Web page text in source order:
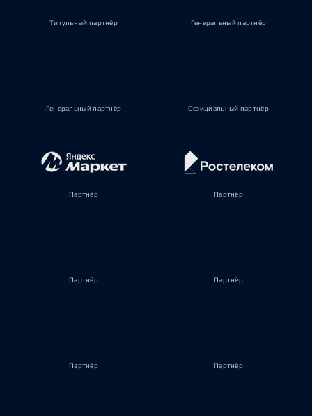
Титульный партнёр Генеральный партнёр
Генеральный партнёр Официальный партнёр
Партнёр Партнёр
Партнёр Партнёр
Партнёр Партнёр